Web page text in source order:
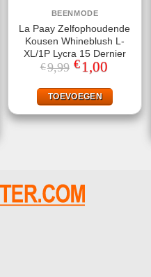
BEENMODE
La Paay Zelfophoudende
Kousen Whineblush L-
XL/1P Lycra 15 Dernier
€9,99 Oorspronkelijke
prijs
€9,99.
€ 1,00
€1,00.
TOEVOEGEN